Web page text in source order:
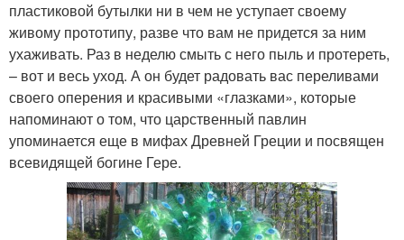
пластиковой бутылки ни в чем не уступает своему
живому прототипу, разве что вам не придется за ним
ухаживать. Раз в неделю смыть с него пыль и протереть,
– вот и весь уход. А он будет радовать вас переливами
своего оперения и красивыми «глазками», которые
напоминают о том, что царственный павлин
упоминается еще в мифах Древней Греции и посвящен
всевидящей богине Гере.